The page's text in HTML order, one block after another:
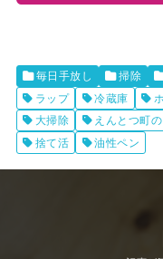
毎日手放し 掃除
ラップ
冷蔵庫
大掃除
えんとつ町
捨て活
油性ペン